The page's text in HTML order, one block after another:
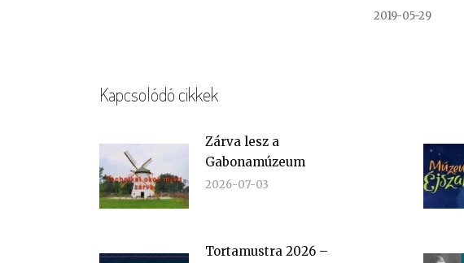
2019-05-29
Kapcsolódó cikkek
Zárva lesz a
Gabonamúzeum
2026-07-03
Tortamustra 2026 –